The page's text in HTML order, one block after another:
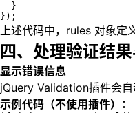
}
});
上述代码中，rules 对象定
四、处理验证结
显示错误信息
jQuery Validation插件会自
示例代码（不使用插件）：